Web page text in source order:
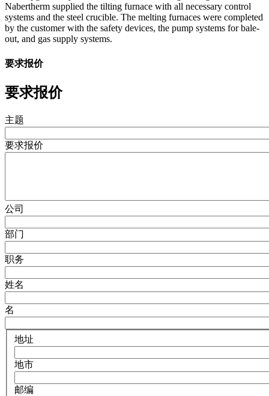
Nabertherm supplied the tilting furnace with all necessary control
systems and the steel crucible. The melting furnaces were completed
by the customer with the safety devices, the pump systems for bale-
out, and gas supply systems.
要求报价
要求报价
主题
要求报价
公司
部门
职务
姓名
名
地址
地市
邮编